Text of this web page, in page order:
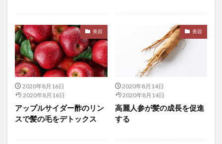
トランザクション
トランス脂肪酸
トランプ大統領
トランプ政権
トリエチルアルミニウム
トリグリセリド
トリクロサン
トリビュラス
トリブースター
トリリンガル
ドルコスト平均法
トルコリラ
トルコ経済モデル
トレーサビリティ
トレス軽減
トレチノイン
ドローン
ドローン技術
美容
2020年8月16日
2020年8月16日
アップルサイダー酢のリン
スで髪の毛をデトックス
美容
2020年8月14日
2020年8月14日
高麗人参が髪の成長を促進
する